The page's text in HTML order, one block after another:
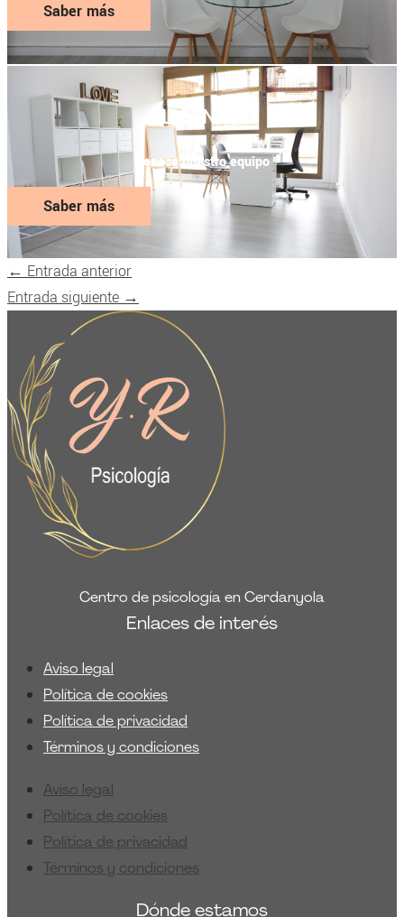
Saber más
EL CENTRO
Conoce nuestro equipo
Saber más
← Entrada anterior
Entrada siguiente →
Centro de psicología en Cerdanyola
Enlaces de interés
Aviso legal
Política de cookies
Política de privacidad
Términos y condiciones
Aviso legal
Política de cookies
Política de privacidad
Términos y condiciones
Dónde estamos